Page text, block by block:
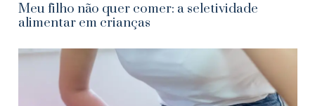
Meu filho não quer comer: a seletividade
alimentar em crianças